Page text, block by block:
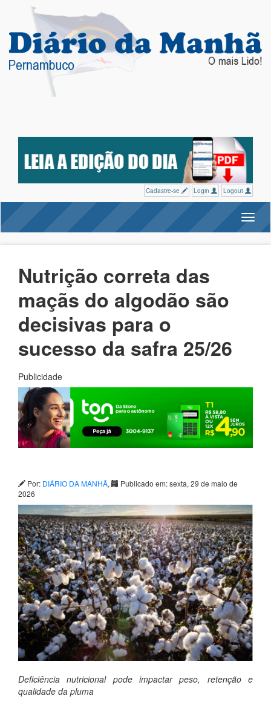
Cadastre-se Login Logout
Nutrição correta das
maçãs do algodão são
decisivas para o
sucesso da safra 25/26
Publicidade
Por: DIÁRIO DA MANHÃ,
Publicado em: sexta, 29 de maio de
2026
Deficiência nutricional pode impactar peso, retenção e
qualidade da pluma